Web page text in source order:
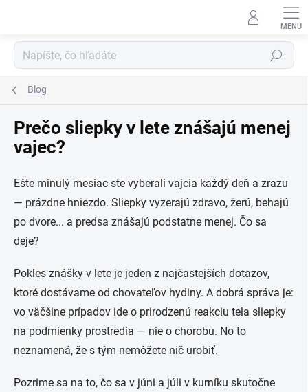
Hľadať
Blog
Prečo sliepky v lete znášajú menej
vajec?
Ešte minulý mesiac ste vyberali vajcia každý deň a zrazu
— prázdne hniezdo. Sliepky vyzerajú zdravo, žerú, behajú
po dvore... a predsa znášajú podstatne menej. Čo sa
deje?
Pokles znášky v lete je jeden z najčastejších dotazov,
ktoré dostávame od chovateľov hydiny. A dobrá správa je:
vo väčšine prípadov ide o prirodzenú reakciu tela sliepky
na podmienky prostredia — nie o chorobu. No to
neznamená, že s tým nemôžete nič urobiť.
Pozrime sa na to, čo sa v júni a júli v kurníku skutočne